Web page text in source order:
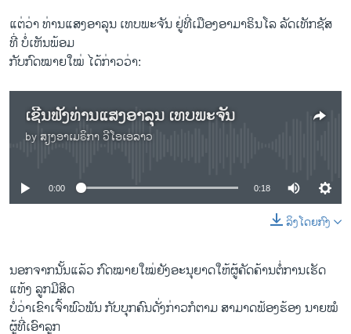
ແຕ່ວ່າ ທ່ານແສງອາລຸນ ເທບພະຈັນ ຢູ່ທີ່ເມືອງອາມາຣິນໂລ ລັດເທັກຊັສ
ທີ່ ບໍ່ເຫັນພ້ອມ
ກັບກົດໝາຍໃໝ່ ໄດ້ກ່າວວ່າ:
ເຊີນຟັງທ່ານແສງອາລຸນ ເທບພະຈັນ
by ສຽງອາເມຣິກາ ວີໂອເອລາວ
No media source currently available
0:00 0:18
ລິງໂດຍກົງ
ນອກຈາກນັ້ນແລ້ວ ກົດໝາຍໃໝ່ຍັງອະນຸຍາດໃຫ້ຜູ້ຄັດຄ້ານຕໍ່ການເຮັດ
ແທ້ງ ລູກມີສິດ
ບໍ່ວ່າເຂົາເຈົ້າພົວພັນ ກັບບຸກຄົນດັ່ງກ່າວກໍຕາມ ສາມາດຟ້ອງຮ້ອງ ນາຍໝໍ
ຜູ້ທີ່ເອົາລູກ